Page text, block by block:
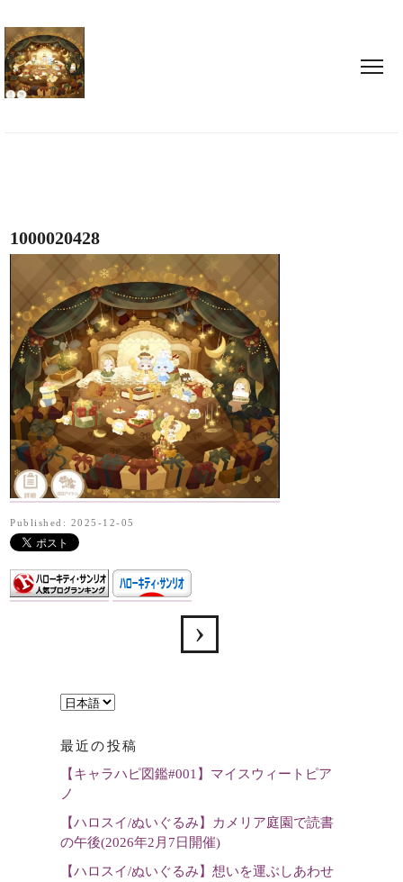
1000020428
Published: 2025-12-05
言
を
選
最近の投稿
【キャラハピ図鑑#001】マイスウィートピア
ノ
【ハロスイ/ぬいぐるみ】カメリア庭園で読書
の午後(2026年2月7日開催)
【ハロスイ/ぬいぐるみ】想いを運ぶしあわせ